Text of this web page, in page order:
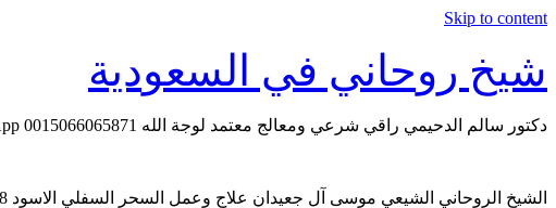
Skip to content
شيخ روحاني في السعودية
دكتور سالم الدحيمي راقي شرعي ومعالج معتمد لوجة الله 0015066065871 WhatsApp | واتس آب .
الشيخ الروحاني الشيعي موسى آل جعيدان علاج وعمل السحر السفلي الاسود 0033756755928